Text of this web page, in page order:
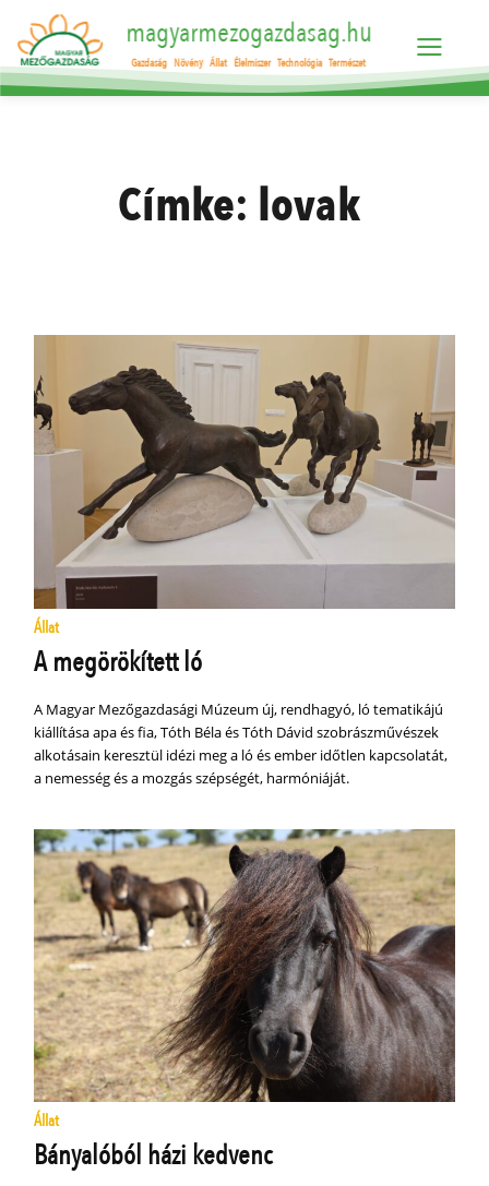
magyarmezogazdasag.hu
Gazdaság Növény Állat Élelmiszer Technológia Természet
Címke: lovak
Állat
A megörökített ló
A Magyar Mezőgazdasági Múzeum új, rendhagyó, ló tematikájú
kiállítása apa és fia, Tóth Béla és Tóth Dávid szobrászművészek
alkotásain keresztül idézi meg a ló és ember időtlen kapcsolatát,
a nemesség és a mozgás szépségét, harmóniáját.
Állat
Bányalóból házi kedvenc